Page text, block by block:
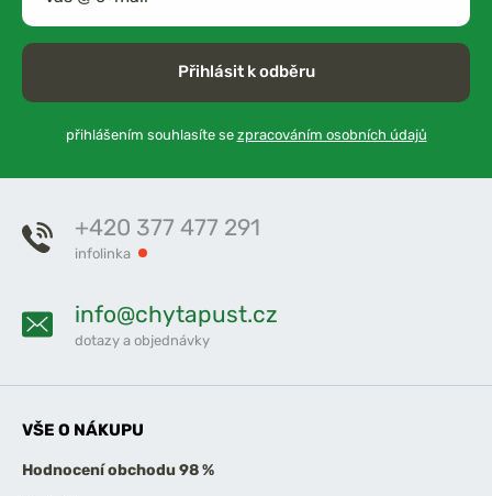
Přihlásit k odběru
přihlášením souhlasíte se zpracováním osobních údajů
+420 377 477 291
infolinka
info@chytapust.cz
dotazy a objednávky
VŠE O NÁKUPU
Hodnocení obchodu 98 %